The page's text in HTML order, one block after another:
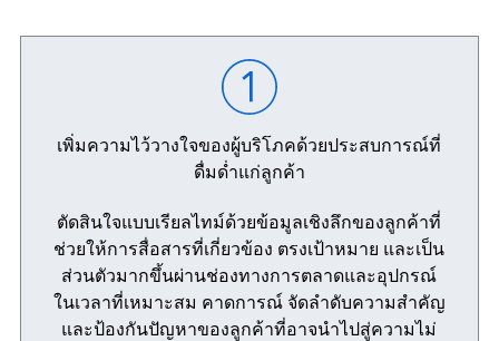
เพิ่มความไว้วางใจของผู้บริโภคด้วยประสบการณ์ที่
ดื่มด่ำแก่ลูกค้า
ตัดสินใจแบบเรียลไทม์ด้วยข้อมูลเชิงลึกของลูกค้าที่
ช่วยให้การสื่อสารที่เกี่ยวข้อง ตรงเป้าหมาย และเป็น
ส่วนตัวมากขึ้นผ่านช่องทางการตลาดและอุปกรณ์
ในเวลาที่เหมาะสม คาดการณ์ จัดลำดับความสำคัญ
และป้องกันปัญหาของลูกค้าที่อาจนำไปสู่ความไม่